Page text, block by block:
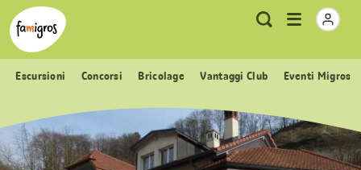
Navigazione
segnalibri
Header
Logo Metanavigazione
Ricerca
Apri
menu
Escursioni Concorsi Bricolage Vantaggi Club Eventi Migros